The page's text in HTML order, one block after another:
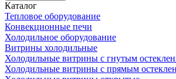
Каталог
Тепловое оборудование
Конвекционные печи
Холодильное оборудование
Витрины холодильные
Холодильные витрины с гнутым
Холодильные витрины с прямым